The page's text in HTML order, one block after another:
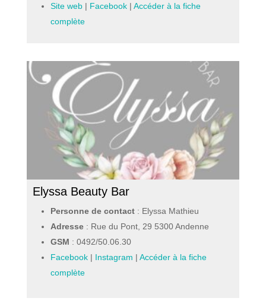
Site web| Facebook| Accéder à la fiche
complète
Elyssa Beauty Bar
Personne de contact: Elyssa Mathieu
Adresse: Rue du Pont, 29 5300 Andenne
GSM : 0492/50.06.30
Facebook| Instagram | Accéder à la fiche
complète